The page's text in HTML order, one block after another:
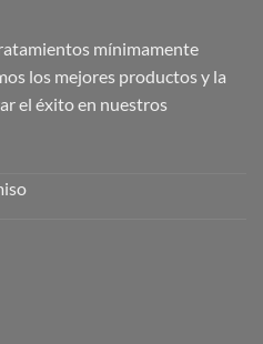
mínimamente
los mejores productos y la
el éxito en nuestros